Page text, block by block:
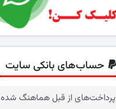
حساب‌های بانکی سایت
پرداخت‌های از قبل هماهنگ شده